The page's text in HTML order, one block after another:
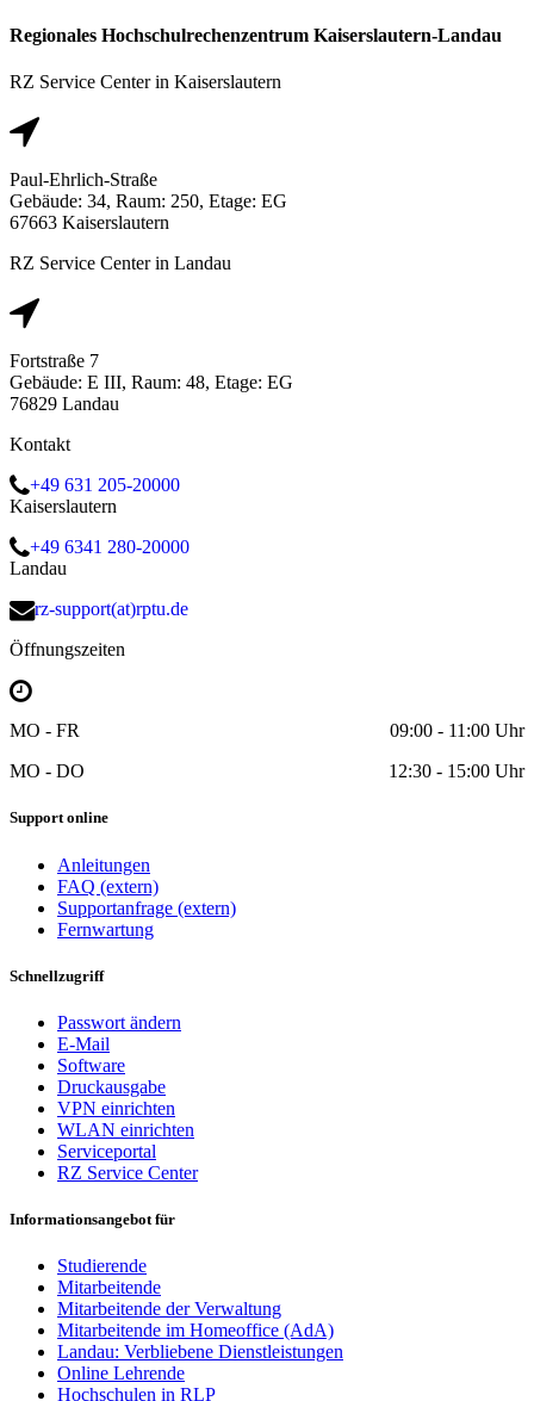
Regionales Hochschulrechenzentrum Kaiserslautern-Landau
RZ Service Center in Kaiserslautern
Paul-Ehrlich-Straße
Gebäude: 34, Raum: 250, Etage: EG
67663 Kaiserslautern
RZ Service Center in Landau
Fortstraße 7
Gebäude: E III, Raum: 48, Etage: EG
76829 Landau
Kontakt
+49 631 205-20000
Kaiserslautern
+49 6341 280-20000
Landau
rz-support(at)rptu.de
Öffnungszeiten
MO - FR
09:00 - 11:00 Uhr
MO - DO
12:30 - 15:00 Uhr
Support online
Anleitungen
FAQ (extern)
Supportanfrage (extern)
Fernwartung
Schnellzugriff
Passwort ändern
E-Mail
Software
Druckausgabe
VPN einrichten
WLAN einrichten
Serviceportal
RZ Service Center
Informationsangebot für
Studierende
Mitarbeitende
Mitarbeitende der Verwaltung
Mitarbeitende im Homeoffice (AdA)
Landau: Verbliebene Dienstleistungen
Online Lehrende
Hochschulen in RLP